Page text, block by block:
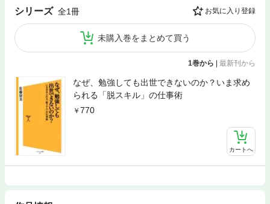
シリーズ 全1冊 お気に入り登録
未購入巻をまとめて買う
1巻から 最新刊から
なぜ、勉強しても出世できないのか？いま求め
られる「脱スキル」の仕事術
770
カートへ